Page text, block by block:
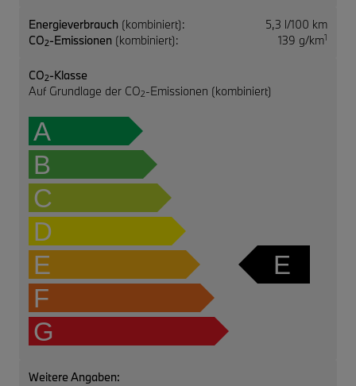
Energieverbrauch (kombiniert):
5,3 l/100 km
CO2-Emissionen (kombiniert): 139 g/km1
CO2-Klasse
Auf Grundlage der CO2-Emissionen (kombiniert)
A
B
C
D
E
F
G
E
Weitere Angaben: